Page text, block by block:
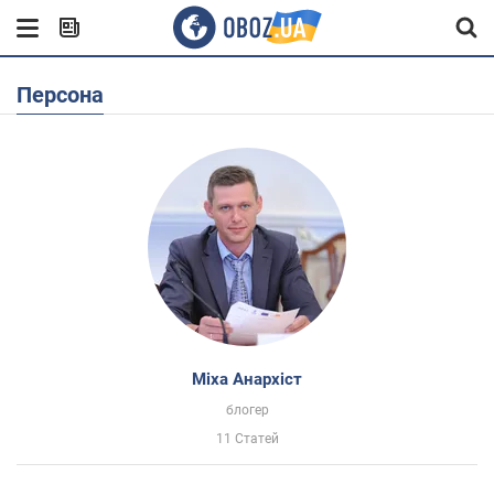
Персона
Міха Анархіст
блогер
11 Статей